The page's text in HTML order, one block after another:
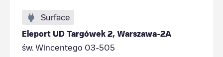
Surface
Eleport UD Targówek 2, Warszawa-2A
św. Wincentego 03-505